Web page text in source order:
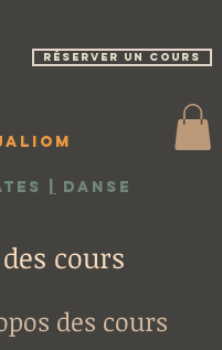
réserver un cours
Danse
cours
des cours